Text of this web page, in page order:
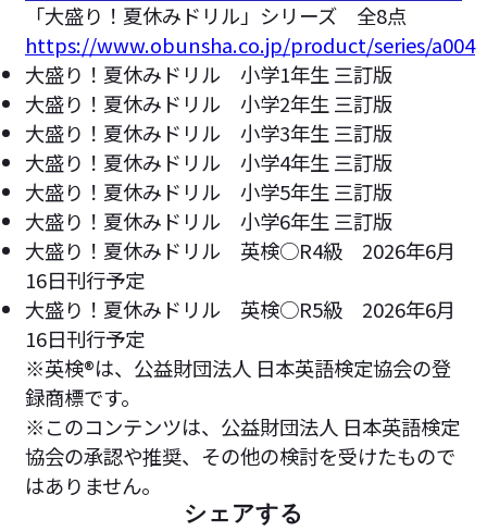
「大盛り！夏休みドリル」シリーズ 全8点
https://www.obunsha.co.jp/product/series/a004
大盛り！夏休みドリル 小学1年生 三訂版
大盛り！夏休みドリル 小学2年生 三訂版
大盛り！夏休みドリル 小学3年生 三訂版
大盛り！夏休みドリル 小学4年生 三訂版
大盛り！夏休みドリル 小学5年生 三訂版
大盛り！夏休みドリル 小学6年生 三訂版
大盛り！夏休みドリル 英検○R4級 2026年6月
16日刊行予定
大盛り！夏休みドリル 英検○R5級 2026年6月
16日刊行予定
※英検®は、公益財団法人 日本英語検定協会の登
録商標です。
※このコンテンツは、公益財団法人 日本英語検定
協会の承認や推奨、その他の検討を受けたもので
はありません。
シェアする